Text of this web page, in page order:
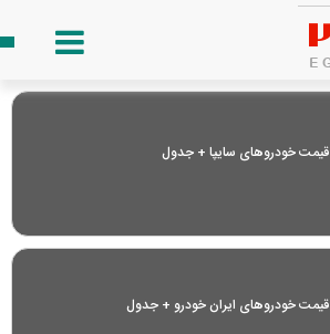
قیمت خودرو‌های سایپا + جدول
قیمت خودرو‌های ایران خودرو + جدول